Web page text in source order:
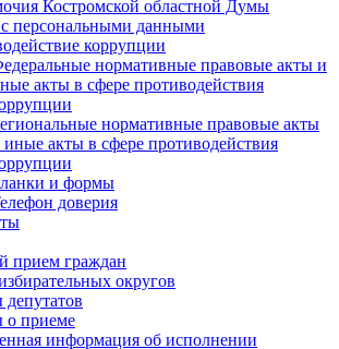
Костромской областной Думы
с персональными данными
коррупции
нормативные правовые акты и
акты в сфере противодействия
нормативные правовые акты
иные акты в сфере противодействия
и формы
доверия
прием граждан
округов
о приеме
информация об исполнении